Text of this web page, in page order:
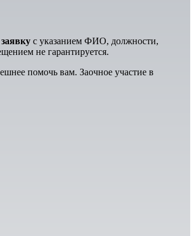
с указанием ФИО, должности,
не гарантируется.
помочь вам. Заочное участие в